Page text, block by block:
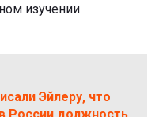
изучении
Эйлеру, что